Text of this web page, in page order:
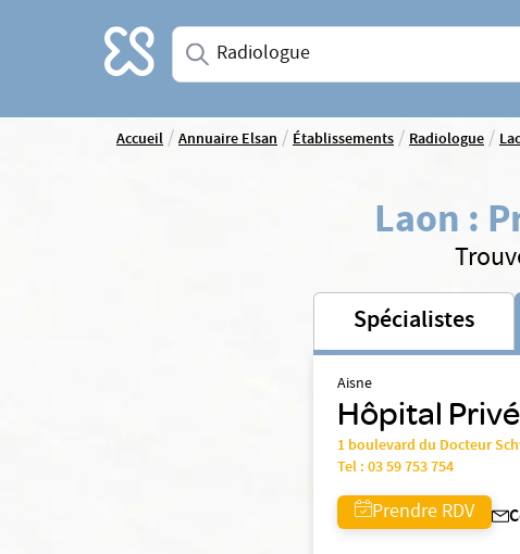
Accueil Saisissez une spécialité ou un service
Accueil/Annuaire Elsan/Établissements/Radiologue/
Laon :
Spécialistes
Aisne
Hôpital
1 boulevard du Docteur
Tel :03 59 753 754
Prendre RDV